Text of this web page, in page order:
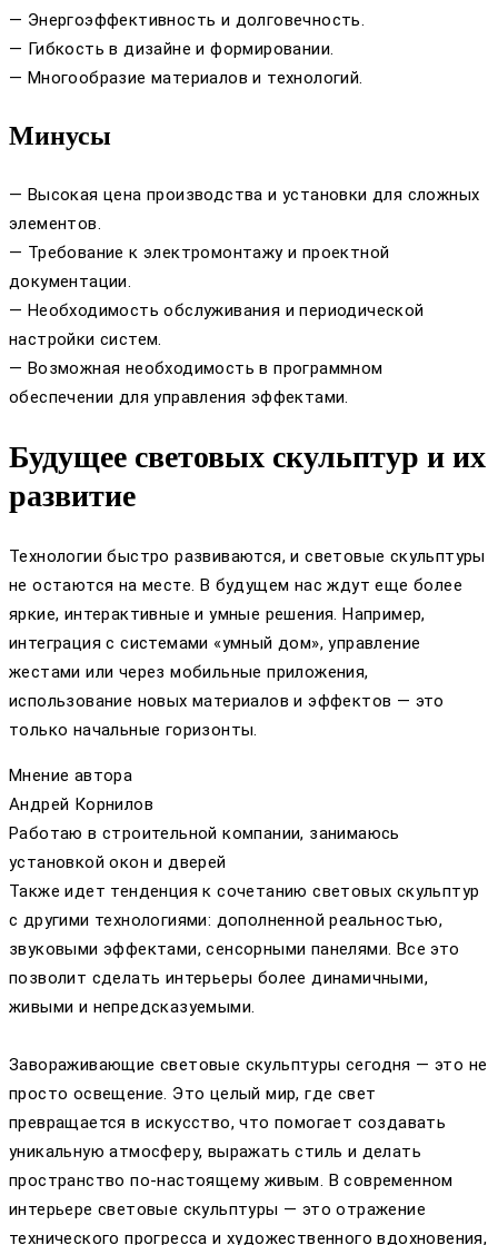
— Энергоэффективность и долговечность.
— Гибкость в дизайне и формировании.
— Многообразие материалов и технологий.
Минусы
— Высокая цена производства и установки для сложных
элементов.
— Требование к электромонтажу и проектной
документации.
— Необходимость обслуживания и периодической
настройки систем.
— Возможная необходимость в программном
обеспечении для управления эффектами.
Будущее световых скульптур и их
развитие
Технологии быстро развиваются, и световые скульптуры
не остаются на месте. В будущем нас ждут еще более
яркие, интерактивные и умные решения. Например,
интеграция с системами «умный дом», управление
жестами или через мобильные приложения,
использование новых материалов и эффектов — это
только начальные горизонты.
Мнение автора
Андрей Корнилов
Работаю в строительной компании, занимаюсь
установкой окон и дверей
Также идет тенденция к сочетанию световых скульптур
с другими технологиями: дополненной реальностью,
звуковыми эффектами, сенсорными панелями. Все это
позволит сделать интерьеры более динамичными,
живыми и непредсказуемыми.
Завораживающие световые скульптуры сегодня — это не
просто освещение. Это целый мир, где свет
превращается в искусство, что помогает создавать
уникальную атмосферу, выражать стиль и делать
пространство по-настоящему живым. В современном
интерьере световые скульптуры — это отражение
технического прогресса и художественного вдохновения,